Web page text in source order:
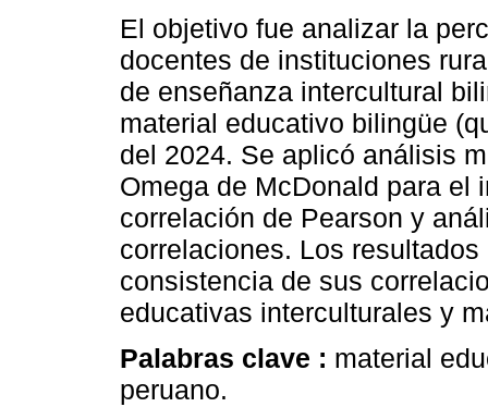
El objetivo fue analizar la
docentes de instituciones
de enseñanza intercultural
material educativo bilingüe
del 2024. Se aplicó análisis
Omega de McDonald para el
correlación de Pearson y
correlaciones. Los
consistencia de sus
educativas interculturales y
Palabras clave : material
peruano.